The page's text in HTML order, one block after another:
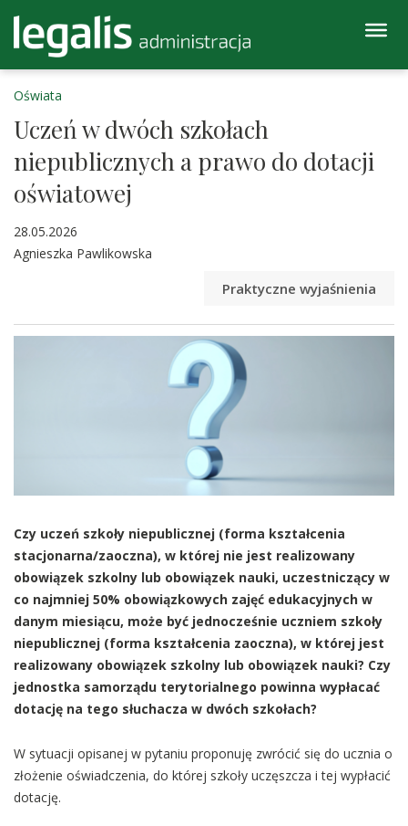
Oświata
Uczeń w dwóch szkołach
niepublicznych a prawo do dotacji
oświatowej
28.05.2026
Agnieszka Pawlikowska
Praktyczne wyjaśnienia
Czy uczeń szkoły niepublicznej (forma kształcenia
stacjonarna/zaoczna), w której nie jest realizowany
obowiązek szkolny lub obowiązek nauki, uczestniczący w
co najmniej 50% obowiązkowych zajęć edukacyjnych w
danym miesiącu, może być jednocześnie uczniem szkoły
niepublicznej (forma kształcenia zaoczna), w której jest
realizowany obowiązek szkolny lub obowiązek nauki? Czy
jednostka samorządu terytorialnego powinna wypłacać
dotację na tego słuchacza w dwóch szkołach?
W sytuacji opisanej w pytaniu proponuję zwrócić się do ucznia o
złożenie oświadczenia, do której szkoły uczęszcza i tej wypłacić
dotację.